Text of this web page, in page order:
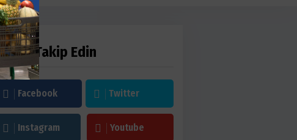
Bizi Takip Edin
Facebook Twitter
Instagram Youtube